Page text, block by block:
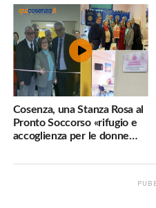
navigatore
Cosenza, una Stanza Rosa al
Pronto Soccorso «rifugio e
accoglienza per le donne